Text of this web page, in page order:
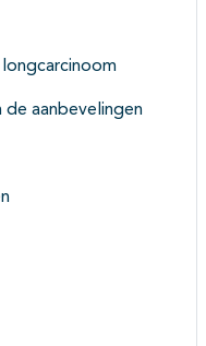
de aanbevelingen